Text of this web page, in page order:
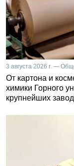
3 августа 2026 г. —
От картона и
химики Горного
крупнейших